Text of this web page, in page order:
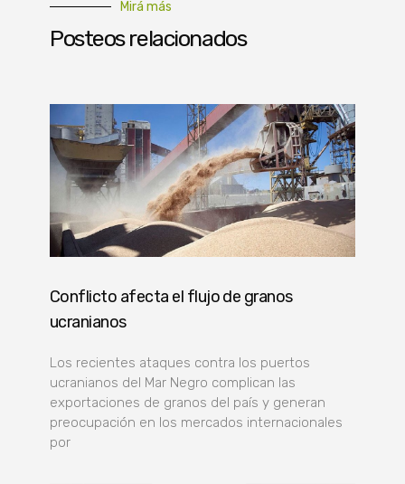
Mirá más
Posteos relacionados
Conflicto afecta el flujo de granos
ucranianos
Los recientes ataques contra los puertos
ucranianos del Mar Negro complican las
exportaciones de granos del país y generan
preocupación en los mercados internacionales
por